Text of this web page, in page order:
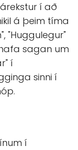
í að
á þeim tíma
"Huggulegur"
sagan um
í
sinni í
í